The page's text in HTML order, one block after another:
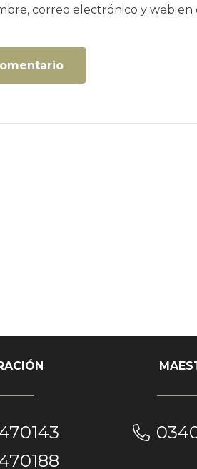
correo electrónico y web en